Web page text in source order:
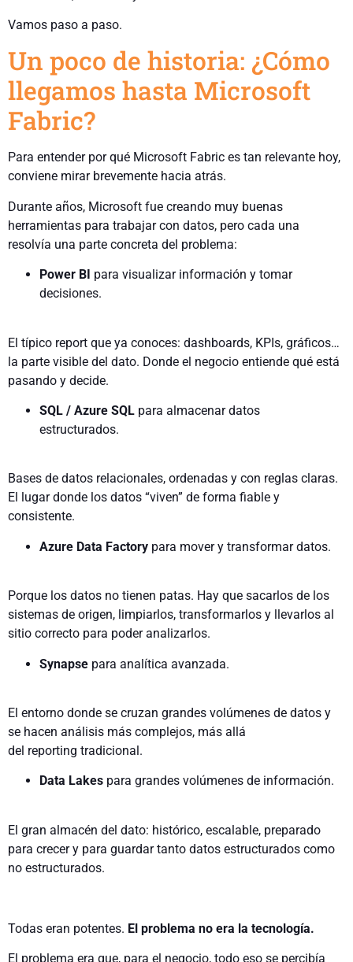
Vamos paso a paso.
Un poco de historia: ¿Cómo
llegamos hasta Microsoft
Fabric?
Para entender por qué Microsoft Fabric es tan relevante hoy,
conviene mirar brevemente hacia atrás.
Durante años, Microsoft fue creando muy buenas
herramientas para trabajar con datos, pero cada una
resolvía una parte concreta del problema:
Power BI para visualizar información y tomar
decisiones.
El típico report que ya conoces: dashboards, KPIs, gráficos…
la parte visible del dato. Donde el negocio entiende qué está
pasando y decide.
SQL / Azure SQL para almacenar datos
estructurados.
Bases de datos relacionales, ordenadas y con reglas claras.
El lugar donde los datos “viven” de forma fiable y
consistente.
Azure Data Factory para mover y transformar datos.
Porque los datos no tienen patas. Hay que sacarlos de los
sistemas de origen, limpiarlos, transformarlos y llevarlos al
sitio correcto para poder analizarlos.
Synapse para analítica avanzada.
El entorno donde se cruzan grandes volúmenes de datos y
se hacen análisis más complejos, más allá
del reporting tradicional.
Data Lakes para grandes volúmenes de información.
El gran almacén del dato: histórico, escalable, preparado
para crecer y para guardar tanto datos estructurados como
no estructurados.
Todas eran potentes. El problema no era la tecnología.
El problema era que, para el negocio, todo eso se percibía